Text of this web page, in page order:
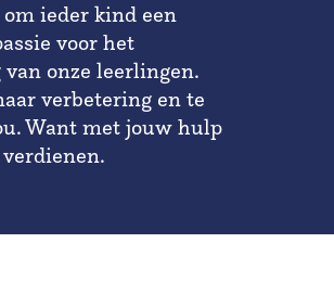
ieder kind een
voor het
onze leerlingen.
verbetering en te
Want met jouw hulp